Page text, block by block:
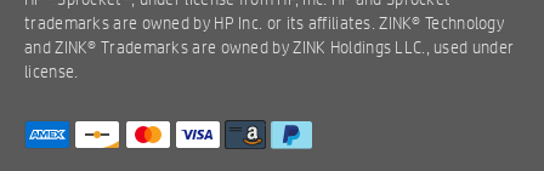
trademarks are owned by HP Inc. or its affiliates. ZINK® Technology
and ZINK® Trademarks are owned by ZINK Holdings LLC., used under
license.